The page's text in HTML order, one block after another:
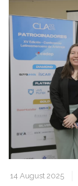
14 August 2025